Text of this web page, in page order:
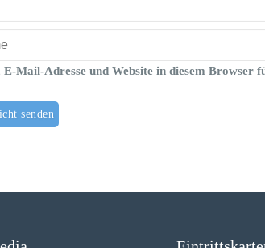
E-Mail-Adresse und Website in diesem Browser